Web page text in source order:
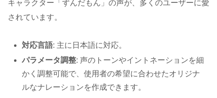
キャラクター「ずんだもん」の声が、多くのユーザーに愛
されています。
対応言語: 主に日本語に対応。
パラメータ調整: 声のトーンやイントネーションを細
かく調整可能で、使用者の希望に合わせたオリジナ
ルなナレーションを作成できます。